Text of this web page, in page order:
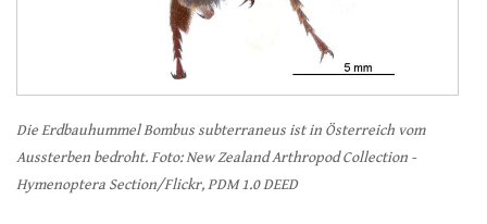
Die Erdbauhummel Bombus subterraneus ist in Österreich vom
Aussterben bedroht. Foto: New Zealand Arthropod Collection -
Hymenoptera Section/Flickr, PDM 1.0 DEED